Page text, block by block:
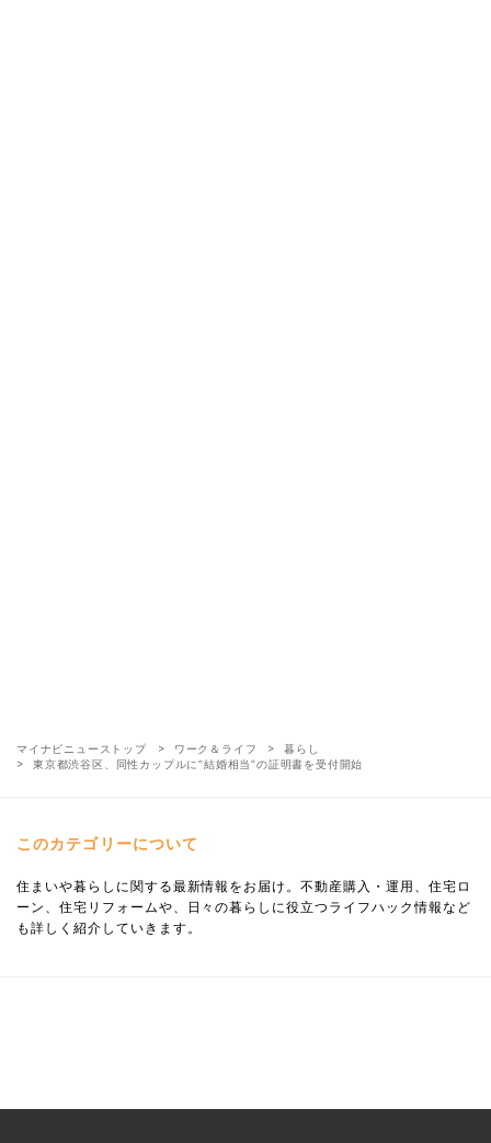
マイナビニューストップ ワーク＆ライフ
暮らし
東京都渋谷区、同性カップルに”結婚相当”の証明書を受付開始
このカテゴリーについて
住まいや暮らしに関する最新情報をお届け。不動産購入・運用、住宅ロ
ーン、住宅リフォームや、日々の暮らしに役立つライフハック情報など
も詳しく紹介していきます。